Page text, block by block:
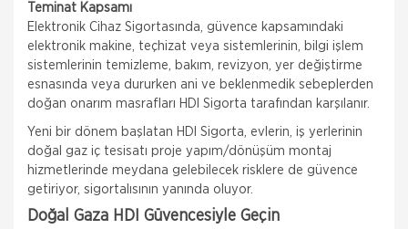
Teminat Kapsamı
Elektronik Cihaz Sigortasında, güvence kapsamındaki
elektronik makine, teçhizat veya sistemlerinin, bilgi işlem
sistemlerinin temizleme, bakım, revizyon, yer değiştirme
esnasında veya dururken ani ve beklenmedik sebeplerden
doğan onarım masrafları HDI Sigorta tarafından karşılanır.
Yeni bir dönem başlatan HDI Sigorta, evlerin, iş yerlerinin
doğal gaz iç tesisatı proje yapım/dönüşüm montaj
hizmetlerinde meydana gelebilecek risklere de güvence
getiriyor, sigortalısının yanında oluyor.
Doğal Gaza HDI Güvencesiyle Geçin